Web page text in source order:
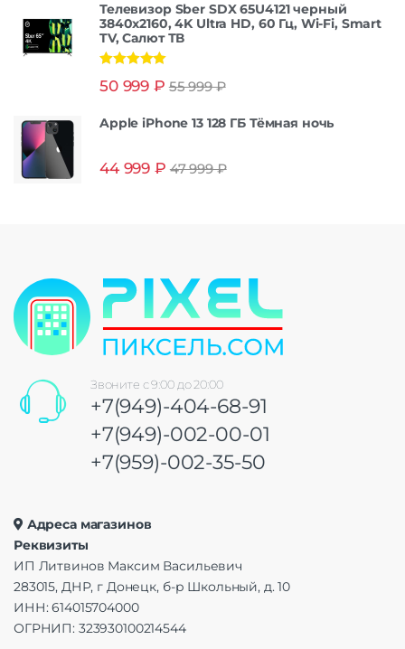
Телевизор Sber SDX 65U4121 черный
3840x2160, 4K Ultra HD, 60 Гц, Wi-Fi, Smart
TV, Салют ТВ
из 5
50 999 ₽ 55 999₽
Apple iPhone 13 128 ГБ Тёмная ночь
44 999 ₽ 47 999₽
Звоните с 9:00 до 20:00
+7(949)-404-68-91
+7(949)-002-00-01
+7(959)-002-35-50
Адреса магазинов
Реквизиты
ИП Литвинов Максим Васильевич
283015, ДНР, г Донецк, б-р Школьный, д. 10
ИНН: 614015704000
ОГРНИП: 323930100214544